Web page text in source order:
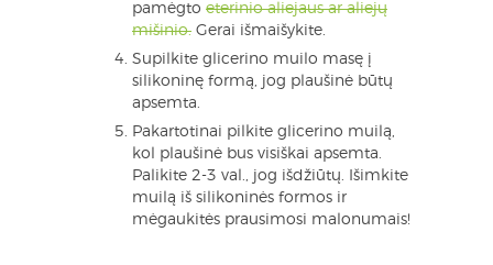
pamėgto eterinio aliejaus ar aliejų
mišinio. Gerai išmaišykite.
Supilkite glicerino muilo masę į
silikoninę formą, jog plaušinė būtų
apsemta.
Pakartotinai pilkite glicerino muilą,
kol plaušinė bus visiškai apsemta.
Palikite 2-3 val., jog išdžiūtų. Išimkite
muilą iš silikoninės formos ir
mėgaukitės prausimosi malonumais!